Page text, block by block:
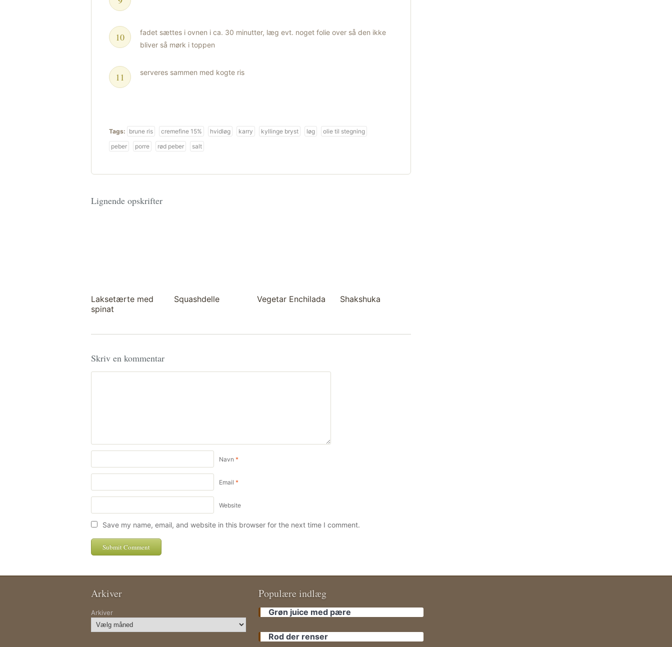
fadet sættes i ovnen i ca. 30 minutter, læg evt. noget folie over så den ikke
bliver så mørk i toppen
serveres sammen med kogte ris
Tags: brune ris cremefine 15% hvidløg karry kyllinge bryst løg
olie til stegning
peber
porre rød peber salt
Lignende opskrifter
Laksetærte med
spinat
Squashdelle Vegetar Enchilada Shakshuka
Skriv en kommentar
Navn *
Email *
Website
Save my name, email, and website in this browser for the next time I comment.
Arkiver
Arkiver
Populære indlæg
Grøn juice med pære
Rod der renser